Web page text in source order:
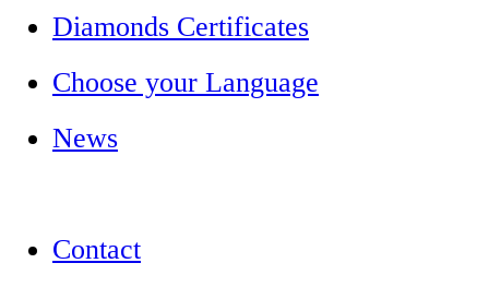
Diamonds Certificates
Choose your Language
News
Contact